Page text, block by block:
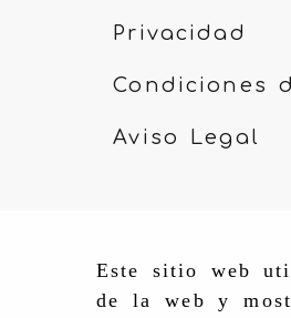
Este sitio web
de la web y
Privacidad
Condiciones
Aviso Legal